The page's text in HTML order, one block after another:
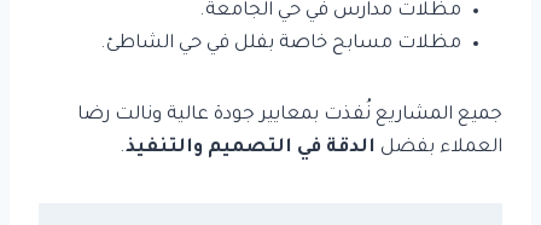
مظلات مدارس في حي الجامعة.
مظلات مسابح خاصة بفلل في حي الشاطئ.
جميع المشاريع نُفذت بمعايير جودة عالية ونالت رضا
العملاء بفضل الدقة في التصميم والتنفيذ.